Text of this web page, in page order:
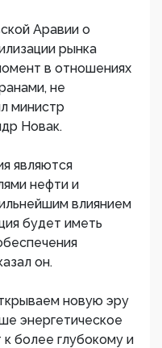
Аравии о
рынка
в отношениях
не
министр
Новак.
являются
нефти и
влиянием
будет иметь
он.
новую эру
энергетическое
более глубокому и